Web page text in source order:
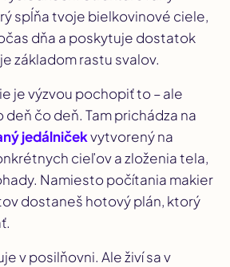
spĺňa tvoje bielkovinové ciele,
dňa a poskytuje dostatok
základom rastu svalov.
je výzvou pochopiť to – ale
čo deň. Tam prichádza na
jedálničekvytvorený na
cieľov a zloženia tela,
Namiesto počítania makier
dostaneš hotový plán, ktorý
v posilňovni. Ale živí sa v